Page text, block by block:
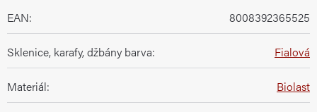
EAN: 8008392365525
Sklenice, karafy, džbány barva: Fialová
Materiál: Biolast